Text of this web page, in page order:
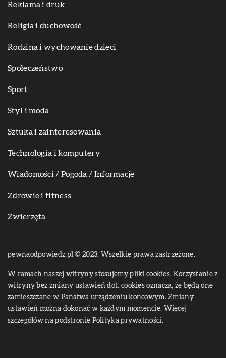
Reklama i druk
Religia i duchowość
Rodzina i wychowanie dzieci
Społeczeństwo
Sport
Styl i moda
Sztuka i zainteresowania
Technologia i komputery
Wiadomości / Pogoda / Informacje
Zdrowie i fitness
Zwierzęta
pewnaodpowiedz.pl © 2023. Wszelkie prawa zastrzeżone.
W ramach naszej witryny stosujemy pliki cookies. Korzystanie z
witryny bez zmiany ustawień dot. cookies oznacza, że będą one
zamieszczane w Państwa urządzeniu końcowym. Zmiany
ustawień można dokonać w każdym momencie. Więcej
szczegółów na podstronie Polityka prywatności.